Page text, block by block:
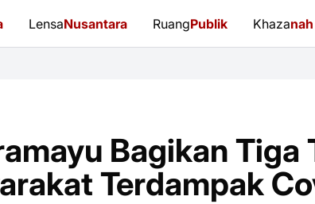
LensaNusantara RuangPublik Khazanah
Bagikan Tiga
Terdampak